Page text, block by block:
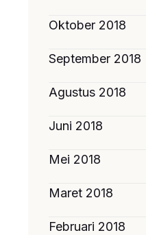
Oktober 2018
September 2018
Agustus 2018
Juni 2018
Mei 2018
Maret 2018
Februari 2018